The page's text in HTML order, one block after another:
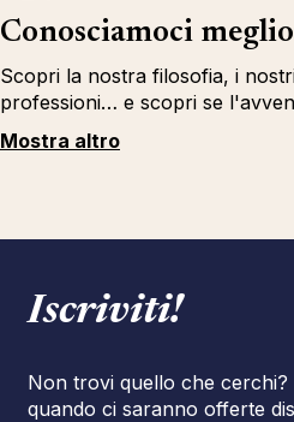
Conosciamoci
Scopri la nostra filosofia, i
professioni… e scopri se
Mostra altro
Iscriviti!
Non trovi quello che cerchi?
quando ci saranno offerte